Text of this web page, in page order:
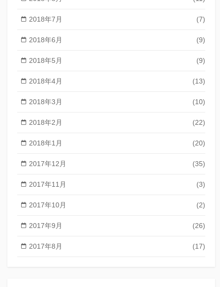
2018年7月 (7)
2018年6月 (9)
2018年5月 (9)
2018年4月 (13)
2018年3月 (10)
2018年2月 (22)
2018年1月 (20)
2017年12月 (35)
2017年11月 (3)
2017年10月 (2)
2017年9月 (26)
2017年8月 (17)